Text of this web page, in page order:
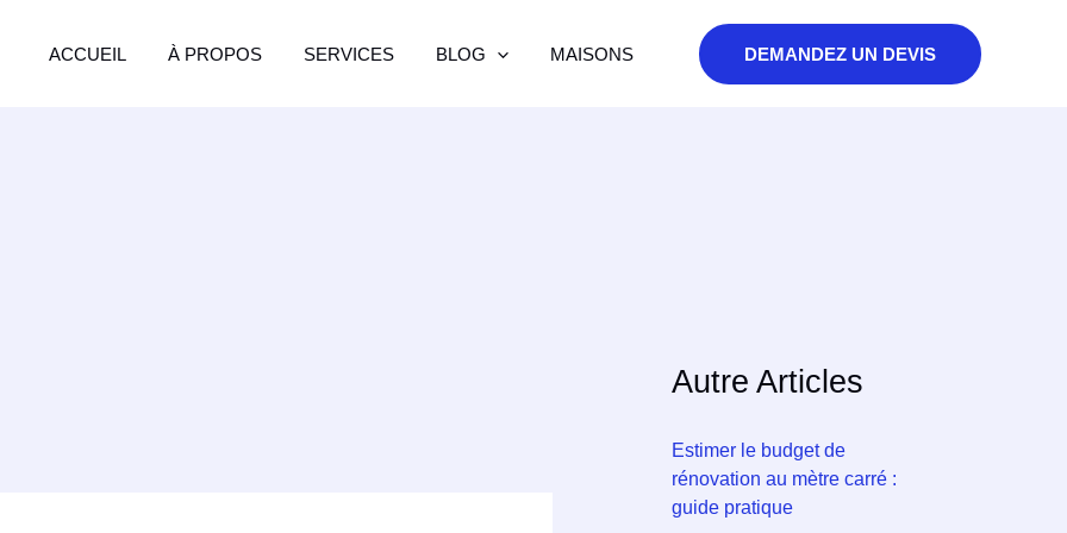
ACCUEIL À PROPOS SERVICES BLOG MAISONS DEMANDEZ UN DEVIS
Autre Articles
Estimer le budget de
rénovation au mètre carré :
guide pratique